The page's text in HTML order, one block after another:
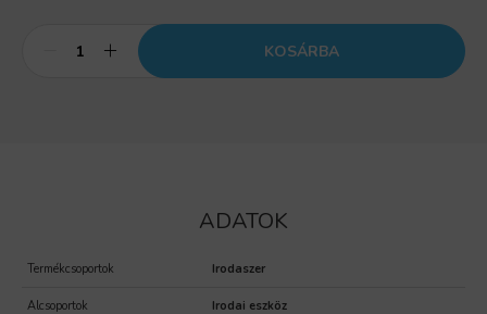
KOSÁRBA
ADATOK
Termékcsoportok Irodaszer
Alcsoportok Irodai eszköz